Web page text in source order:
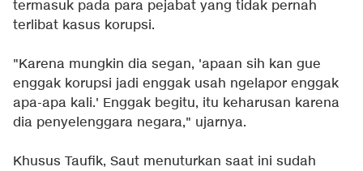
termasuk pada para pejabat yang tidak pernah
terlibat kasus korupsi.
"Karena mungkin dia segan, 'apaan sih kan gue
enggak korupsi jadi enggak usah ngelapor enggak
apa-apa kali.' Enggak begitu, itu keharusan karena
dia penyelenggara negara," ujarnya.
Khusus Taufik, Saut menuturkan saat ini sudah